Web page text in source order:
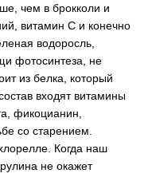
чем в брокколи и
витамин С и конечно
водоросль,
фотосинтеза, не
из белка, который
входят витамины
фикоцианин,
со старением.
Когда наш
не окажет